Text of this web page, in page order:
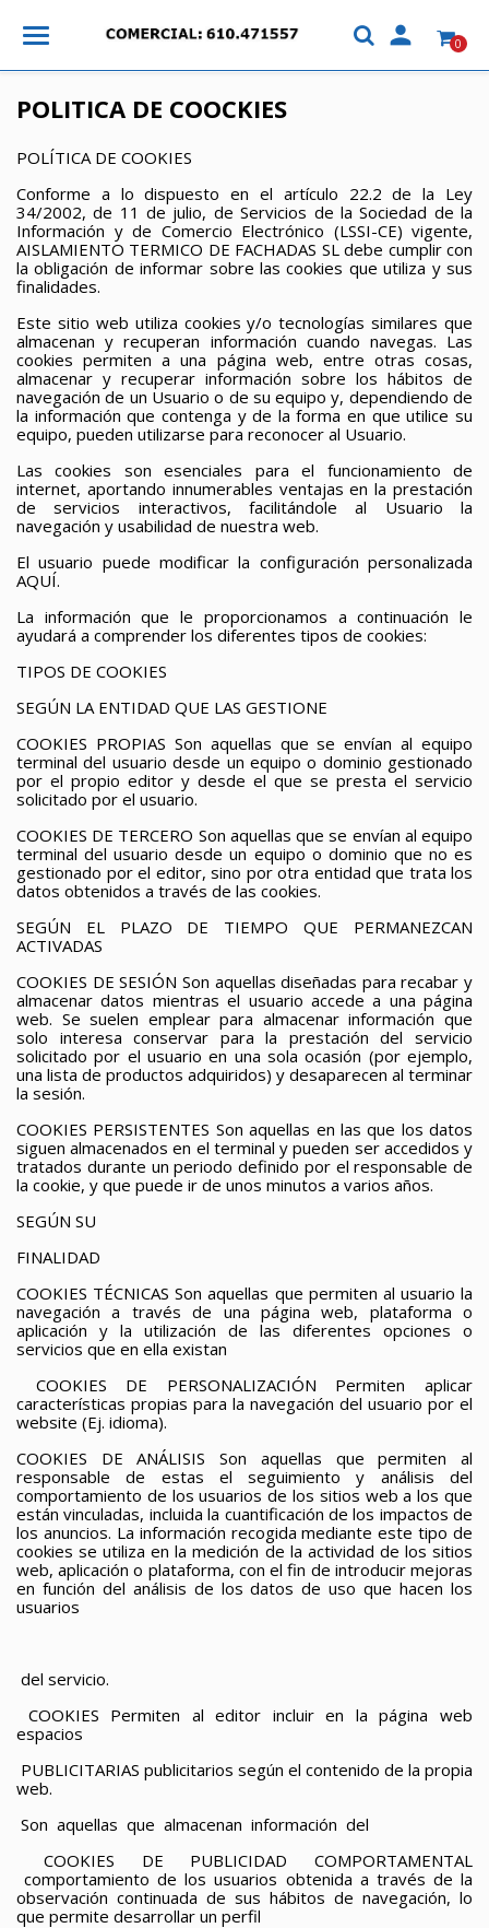
 0
POLITICA DE COOCKIES
POLÍTICA DE COOKIES
Conforme a lo dispuesto en el artículo 22.2 de la Ley
34/2002, de 11 de julio, de Servicios de la Sociedad de la
Información y de Comercio Electrónico (LSSI-CE) vigente,
AISLAMIENTO TERMICO DE FACHADAS SL debe cumplir con
la obligación de informar sobre las cookies que utiliza y sus
finalidades.
Este sitio web utiliza cookies y/o tecnologías similares que
almacenan y recuperan información cuando navegas. Las
cookies permiten a una página web, entre otras cosas,
almacenar y recuperar información sobre los hábitos de
navegación de un Usuario o de su equipo y, dependiendo de
la información que contenga y de la forma en que utilice su
equipo, pueden utilizarse para reconocer al Usuario.
Las cookies son esenciales para el funcionamiento de
internet, aportando innumerables ventajas en la prestación
de servicios interactivos, facilitándole al Usuario la
navegación y usabilidad de nuestra web.
El usuario puede modificar la configuración personalizada
AQUÍ.
La información que le proporcionamos a continuación le
ayudará a comprender los diferentes tipos de cookies:
TIPOS DE COOKIES
SEGÚN LA ENTIDAD QUE LAS GESTIONE
COOKIES PROPIAS Son aquellas que se envían al equipo
terminal del usuario desde un equipo o dominio gestionado
por el propio editor y desde el que se presta el servicio
solicitado por el usuario.
COOKIES DE TERCERO Son aquellas que se envían al equipo
terminal del usuario desde un equipo o dominio que no es
gestionado por el editor, sino por otra entidad que trata los
datos obtenidos a través de las cookies.
SEGÚN EL PLAZO DE
TIEMPO
QUE PERMANEZCAN
ACTIVADAS
COOKIES DE SESIÓN Son aquellas diseñadas para recabar y
almacenar datos mientras el usuario accede a una página
web. Se suelen emplear para almacenar información que
solo interesa conservar para la prestación del servicio
solicitado por el usuario en una sola ocasión (por ejemplo,
una lista de productos adquiridos) y desaparecen al terminar
la sesión.
COOKIES PERSISTENTES Son aquellas en las que los datos
siguen almacenados en el terminal y pueden ser accedidos y
tratados durante un periodo definido por el responsable de
la cookie, y que puede ir de unos minutos a varios años.
SEGÚN SU
FINALIDAD
COOKIES TÉCNICAS Son aquellas que permiten al usuario la
navegación a través de una página web, plataforma o
aplicación y la utilización de las diferentes opciones o
servicios que en ella existan
COOKIES
DE PERSONALIZACIÓN
Permiten aplicar
características propias para la navegación del usuario por el
website (Ej. idioma).
COOKIES DE ANÁLISIS
Son aquellas que permiten al
responsable de estas el seguimiento y análisis del
comportamiento de los usuarios de los sitios web a los que
están vinculadas, incluida la cuantificación de los impactos de
los anuncios. La información recogida mediante este tipo de
cookies se utiliza en la medición de la actividad de los sitios
web, aplicación o plataforma, con el fin de introducir mejoras
en función del análisis de los datos de uso que hacen los
usuarios
del servicio.
COOKIES Permiten al editor incluir en la página web
espacios
PUBLICITARIAS publicitarios según el contenido de la propia
web.
Son aquellas que almacenan información del
COOKIES
DE PUBLICIDAD COMPORTAMENTAL
comportamiento de los usuarios obtenida a través de la
observación continuada de sus hábitos de navegación, lo
que permite desarrollar un perfil